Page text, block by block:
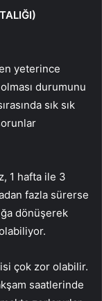
yeterince
durumunu
sık sık
1 hafta ile 3
fazla sürerse
dönüşerek
çok zor olabilir.
saatlerinde